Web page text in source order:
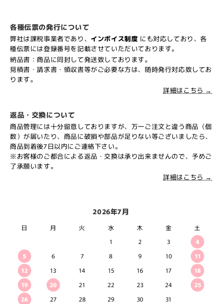
各種伝票の発行について
弊社は課税事業者であり、 インボイス制度 にも対応しており、各
種伝票には登録番号を記載させていただいております。
納品書：商品に同封して発送致しております。
見積書・請求書・領収書等がご必要な方は、随時発行対応致してお
ります。
詳細はこちら →
返品・交換について
商品管理には十分留意しておりますが、万一ご注文と違う商品（個
数）が届いたり、商品に破損や部品が足りない等ございましたら、
商品到着後7日以内にご連絡下さい。
※お客様のご都合による返品・交換は承り出来ませんので、予めご
了承願います。
詳細はこちら →
2026年7月
日 月 火 水 木 金
土
1
2 3
4
5
6 7 8 9 10
11
12
13 14 15 16 17
18
19
20 21 22 23 24
25
26
27 28 29 30 31